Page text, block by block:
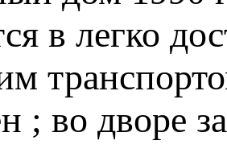
в легко
; во дворе